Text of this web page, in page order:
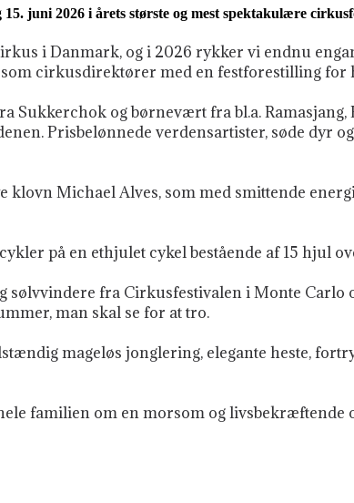
juni 2026 i årets største og mest spektakulære
i Danmark, og i 2026 rykker vi endnu
cirkusdirektører med en festforestilling for
Sukkerchok og børnevært fra bl.a.
Prisbelønnede verdensartister, søde dyr
klovn Michael Alves, som med smittende
på en ethjulet cykel bestående af 15 hjul
fra Cirkusfestivalen i Monte Carlo
man skal se for at tro.
mageløs jonglering, elegante heste,
familien om en morsom og